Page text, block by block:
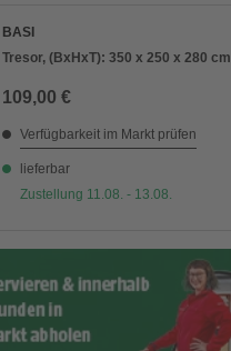
BASI
Tresor, (BxHxT): 350 x 250 x 280 cm
109,00 €
Verfügbarkeit im Markt prüfen
lieferbar
Zustellung 11.08. - 13.08.